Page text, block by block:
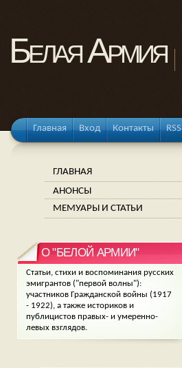
Белая Армия
Главная Вход Контакты RSS
ГЛАВНАЯ
АНОНСЫ
МЕМУАРЫ И СТАТЬИ
О "БЕЛОЙ АРМИИ"
Статьи, стихи и воспоминания русских
эмигрантов ("первой волны"):
участников Гражданской войны (1917
- 1922), а также историков и
публицистов правых- и умеренно-
левых взглядов.